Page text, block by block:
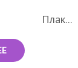
Плак...